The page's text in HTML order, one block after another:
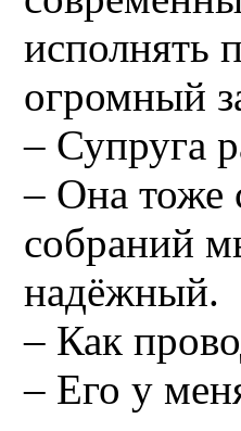
исполнять
огромный
– Супруга
– Она тоже
собраний
надёжный.
– Как
– Его у